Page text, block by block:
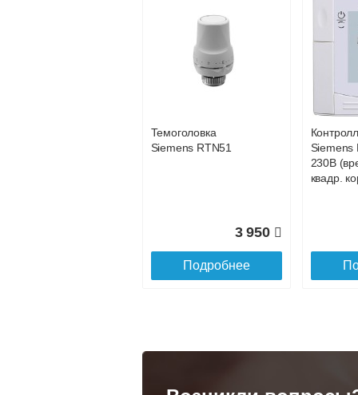
4100 орех
101 358
4000 орех
Конвектор
ITT.080.200.1200 с
решеткой
GRILL.SGA-20-
Конвектор
Темоголовка
Siemens RTN51
3 950
Подробнее
Siemens
230В
квадр.